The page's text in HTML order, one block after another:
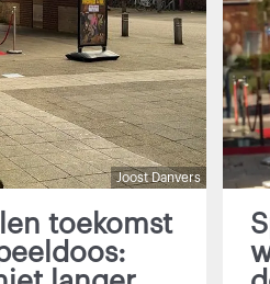
Joost Danvers
toekomst